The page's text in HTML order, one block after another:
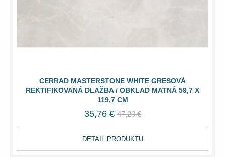
CERRAD MASTERSTONE WHITE GRESOVÁ
REKTIFIKOVANÁ DLAŽBA / OBKLAD MATNÁ 59,7 X
119,7 CM
35,76 € 47,20 €
DETAIL PRODUKTU